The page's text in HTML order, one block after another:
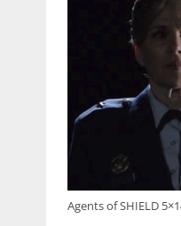
Agents of SHIELD